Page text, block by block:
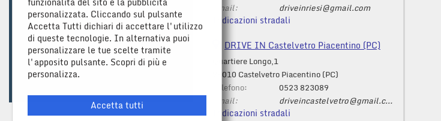
Email:
driveinriesi@gmail.com
Indicazioni stradali
DRIVE IN Castelvetro Piacentino (PC)
Quartiere Longo,1
29010 Castelvetro Piacentino (PC)
Telefono:
0523 823089
Email:
driveincastelvetro@gmail.com
Indicazioni stradali
personalizzata. Cliccando sul pulsante
Accetta Tutti dichiari di accettare l'utilizzo
di queste tecnologie. In alternativa puoi
personalizzare le tue scelte tramite
l'apposito pulsante. Scopri di più e
personalizza.
Accetta tutti
Leggi
la